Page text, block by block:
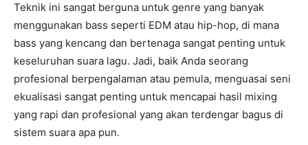
Teknik ini sangat berguna untuk genre yang banyak
menggunakan bass seperti EDM atau hip-hop, di mana
bass yang kencang dan bertenaga sangat penting untuk
keseluruhan suara lagu. Jadi, baik Anda seorang
profesional berpengalaman atau pemula, menguasai seni
ekualisasi sangat penting untuk mencapai hasil mixing
yang rapi dan profesional yang akan terdengar bagus di
sistem suara apa pun.